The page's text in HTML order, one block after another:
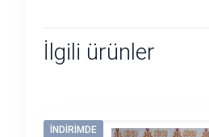
İlgili ürünler
İNDIRIMDE